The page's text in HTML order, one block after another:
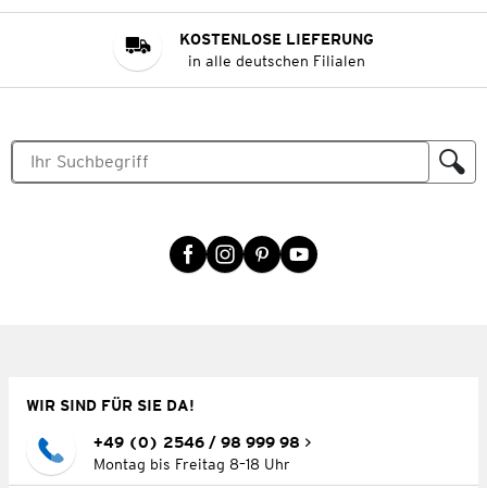
KOSTENLOSE LIEFERUNG
in alle deutschen Filialen
WIR SIND FÜR SIE DA!
+49 (0) 2546 / 98 999 98
Montag bis Freitag 8–18 Uhr